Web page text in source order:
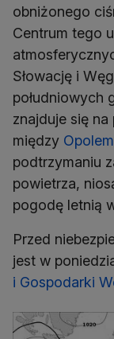
obniżonego
Centrum tego
Słowację i
południowych
znajduje się
między Opolem
podtrzymaniu
powietrza,
pogodę letnią
Przed
jest w
i Gospodarki